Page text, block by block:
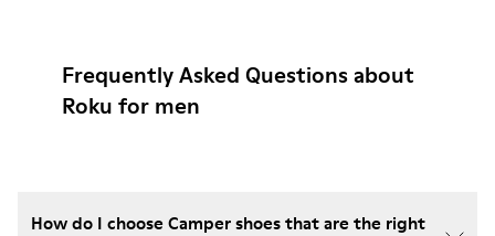
Frequently Asked Questions about
Roku for men
How do I choose Camper shoes that are the right